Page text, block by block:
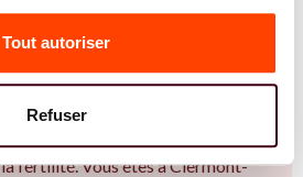
Tout autoriser
Refuser
expert.e.s en SMOP
spécialiste dans dans
femmes et des couples sur la
fertilité. Vous êtes à Clermont-